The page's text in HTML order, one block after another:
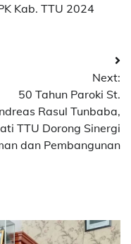
Kab. TTU 2024
Next:
50 Tahun Paroki St.
Rasul Tunbaba,
TTU Dorong Sinergi
dan Pembangunan